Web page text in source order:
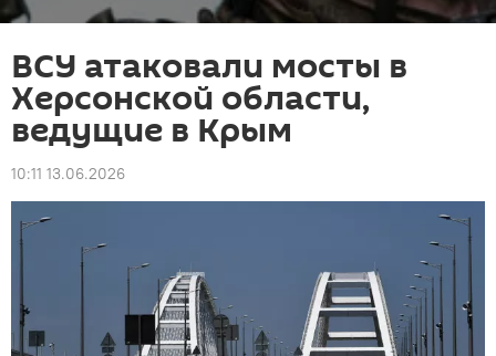
ВСУ атаковали мосты в
Херсонской области,
ведущие в Крым
10:11 13.06.2026